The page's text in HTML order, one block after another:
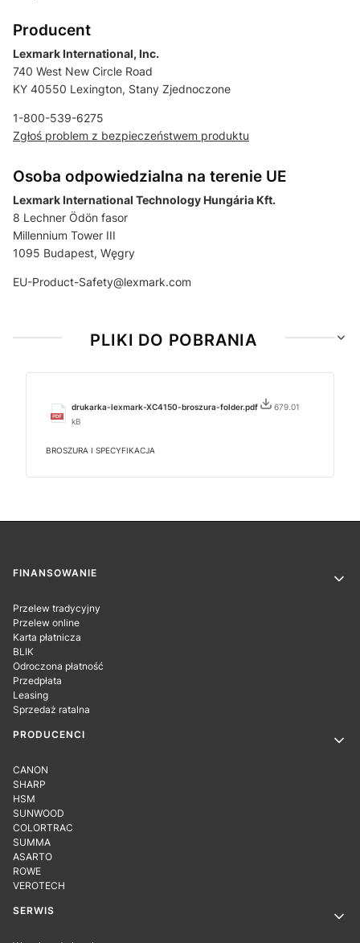
Producent
Lexmark International, Inc.
740 West New Circle Road
KY 40550 Lexington, Stany Zjednoczone
1-800-539-6275
Zgłoś problem z bezpieczeństwem produktu
Osoba odpowiedzialna na terenie UE
Lexmark International Technology Hungária Kft.
8 Lechner Ödön fasor
Millennium Tower III
1095 Budapest, Węgry
EU-Product-Safety@lexmark.com
PLIKI DO POBRANIA
drukarka-lexmark-XC4150-broszura-folder.pdf
679.01
kB
BROSZURA I SPECYFIKACJA
Linki w stopce
FINANSOWANIE
Przelew tradycyjny
Przelew online
Karta płatnicza
BLIK
Odroczona płatność
Przedpłata
Leasing
Sprzedaż ratalna
PRODUCENCI
CANON
SHARP
HSM
SUNWOOD
COLORTRAC
SUMMA
ASARTO
ROWE
VEROTECH
SERWIS